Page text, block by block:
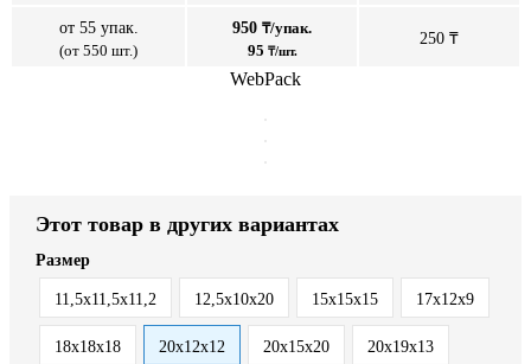
от 55 упак.
(от 550 шт.)
950 ₸/упак.
95 ₸/шт.
250 ₸
WebPack
Этот товар в других вариантах
Размер
11,5х11,5х11,2 12,5х10х20 15х15х15 17х12х9
18х18х18 20х12х12 20х15х20 20х19х13